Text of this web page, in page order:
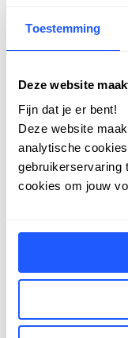
Toestemming
Deze website
Fijn dat je er bent!
Deze website
analytische
gebruikerservaring
cookies om jouw